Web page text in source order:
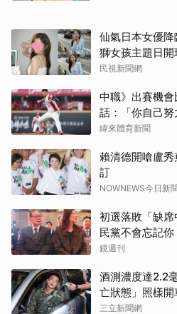
仙氣日本女優
獅女孩主題日開
民視新聞網
中職》出賽機
話：「你自己努
緯來體育新聞
賴清德開嗆盧
訂
NOWNEWS今日新
初選落敗「缺
民黨不會忘記
鏡週刊
酒測濃度達2.2
亡狀態」照樣
三立新聞網